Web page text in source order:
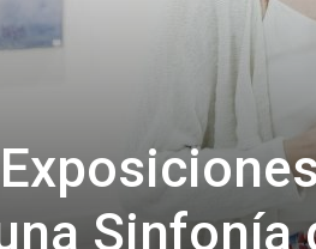
Sinfonía